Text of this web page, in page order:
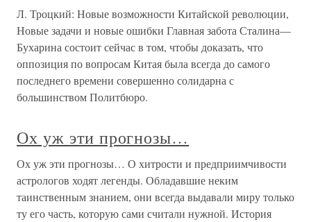
Л. Троцкий: Новые возможности Китайской революции,
Новые задачи и новые ошибки Главная забота Сталина—
Бухарина состоит сейчас в том, чтобы доказать, что
оппозиция по вопросам Китая была всегда до самого
последнего времени совершенно солидарна с
большинством Политбюро.
Ох уж эти прогнозы…
Ох уж эти прогнозы… О хитрости и предприимчивости
астрологов ходят легенды. Обладавшие неким
таинственным знанием, они всегда выдавали миру только
ту его часть, которую сами считали нужной. История